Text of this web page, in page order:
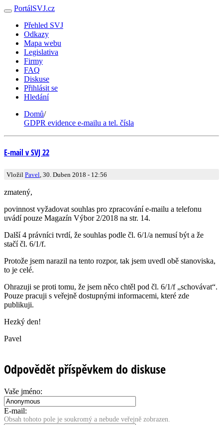
PortálSVJ.cz
Přehled SVJ
Odkazy
Mapa webu
Legislativa
Firmy
FAQ
Diskuse
Přihlásit se
Hledání
Domů/
GDPR evidence e-mailu a tel. čísla
E-mail v SVJ 22
Vložil Pavel , 30. Duben 2018 - 12:56
zmatený,
povinnost vyžadovat souhlas pro zpracování e-mailu a telefonu
uvádí pouze Magazín Výbor 2/2018 na str. 14.
Další 4 právníci tvrdí, že souhlas podle čl. 6/1/a nemusí být a že
stačí čl. 6/1/f.
Protože jsem narazil na tento rozpor, tak jsem uvedl obě stanoviska,
to je celé.
Ohrazuji se proti tomu, že jsem něco chtěl pod čl. 6/1/f „schovávat“.
Pouze pracuji s veřejně dostupnými informacemi, které zde
publikuji.
Hezký den!
Pavel
Odpovědět příspěvkem do diskuse
Vaše jméno:
E-mail:
Obsah tohoto pole je soukromý a nebude veřejně zobrazen.